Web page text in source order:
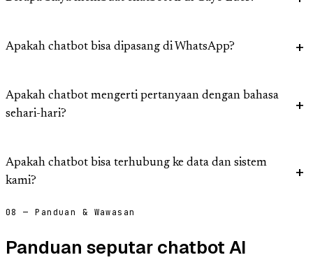
Apakah chatbot bisa dipasang di WhatsApp?
Apakah chatbot mengerti pertanyaan dengan bahasa
sehari-hari?
Apakah chatbot bisa terhubung ke data dan sistem
kami?
08 — Panduan & Wawasan
Panduan seputar chatbot AI